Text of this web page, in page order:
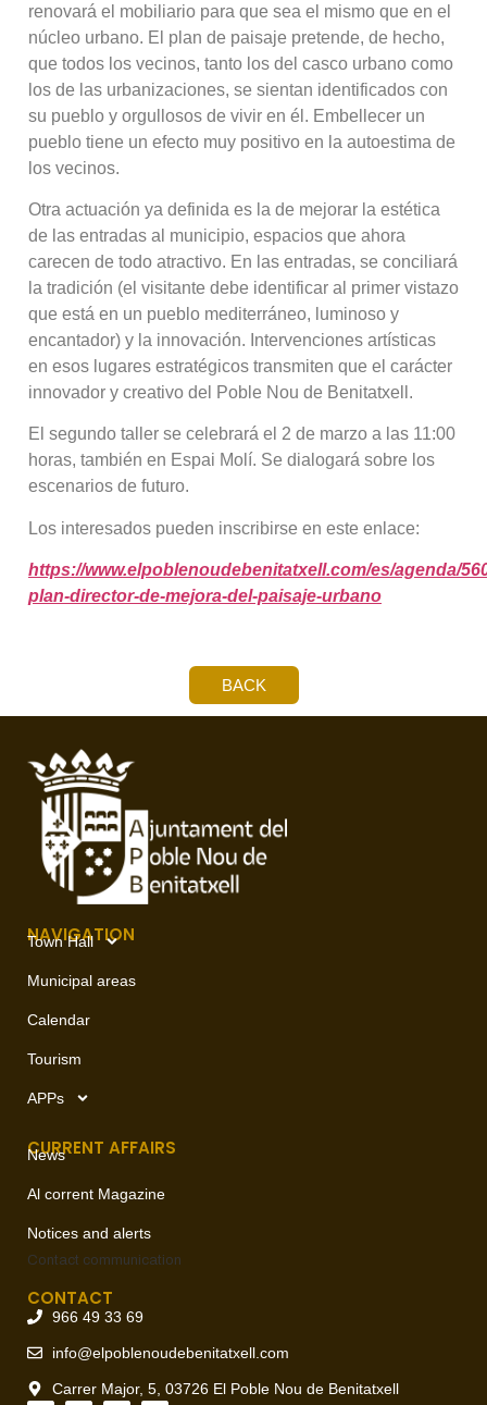
renovará el mobiliario para que sea el mismo que en el
núcleo urbano. El plan de paisaje pretende, de hecho,
que todos los vecinos, tanto los del casco urbano como
los de las urbanizaciones, se sientan identificados con
su pueblo y orgullosos de vivir en él. Embellecer un
pueblo tiene un efecto muy positivo en la autoestima de
los vecinos.
Otra actuación ya definida es la de mejorar la estética
de las entradas al municipio, espacios que ahora
carecen de todo atractivo. En las entradas, se conciliará
la tradición (el visitante debe identificar al primer vistazo
que está en un pueblo mediterráneo, luminoso y
encantador) y la innovación. Intervenciones artísticas
en esos lugares estratégicos transmiten que el carácter
innovador y creativo del Poble Nou de Benitatxell.
El segundo taller se celebrará el 2 de marzo a las 11:00
horas, también en Espai Molí. Se dialogará sobre los
escenarios de futuro.
Los interesados pueden inscribirse en este enlace:
https://www.elpoblenoudebenitatxell.com/es/agenda/
plan-director-de-mejora-del-paisaje-urbano
BACK
NAVIGATION
Town Hall
Municipal areas
Calendar
Tourism
APPs
CURRENT AFFAIRS
News
Al corrent Magazine
Notices and alerts
Contact communication
CONTACT
966 49 33 69
info@elpoblenoudebenitatxell.com
Carrer Major, 5, 03726 El Poble Nou de Benitatxell